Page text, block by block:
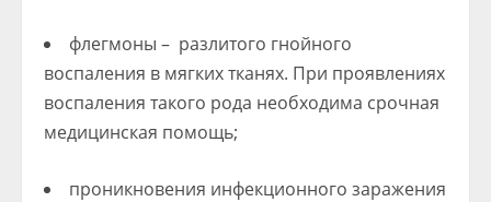
флегмоны – разлитого гнойного
воспаления в мягких тканях. При проявлениях
воспаления такого рода необходима срочная
медицинская помощь;
проникновения инфекционного заражения